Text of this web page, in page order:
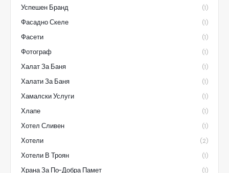
Успешен Бранд (1)
Фасадно Скеле (1)
Фасети (1)
Фотограф (1)
Халат За Баня (1)
Халати За Баня (1)
Хамалски Услуги (1)
Хлапе (1)
Хотел Сливен (1)
Хотели (2)
Хотели В Троян (1)
Храна За По-Добра Памет (1)